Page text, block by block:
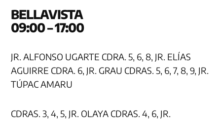
09:00 – 17:00
JR. ALFONSO UGARTE CDRA. 5, 6, 8, JR. ELÍAS
AGUIRRE CDRA. 6, JR. GRAU CDRAS. 5, 6, 7, 8, 9, JR.
TÚPAC AMARU
CDRAS. 3, 4, 5, JR. OLAYA CDRAS. 4, 6, JR.